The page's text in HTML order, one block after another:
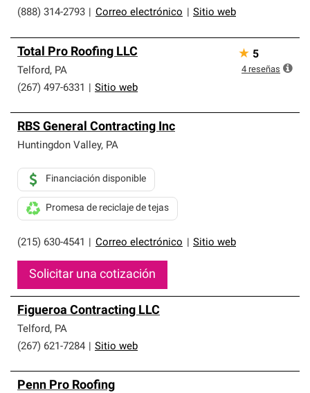
(888) 314-2793 Correo electrónico Sitio web
Total Pro Roofing LLC
Telford, PA
(267) 497-6331
Sitio web
★ 5
4 reseñas
RBS General Contracting Inc
Huntingdon Valley, PA
(215) 630-4541 Correo electrónico Sitio web
Financiación disponible
Promesa de reciclaje de tejas
Solicitar una cotización
Figueroa Contracting LLC
Telford, PA
(267) 621-7284
Sitio web
Penn Pro Roofing